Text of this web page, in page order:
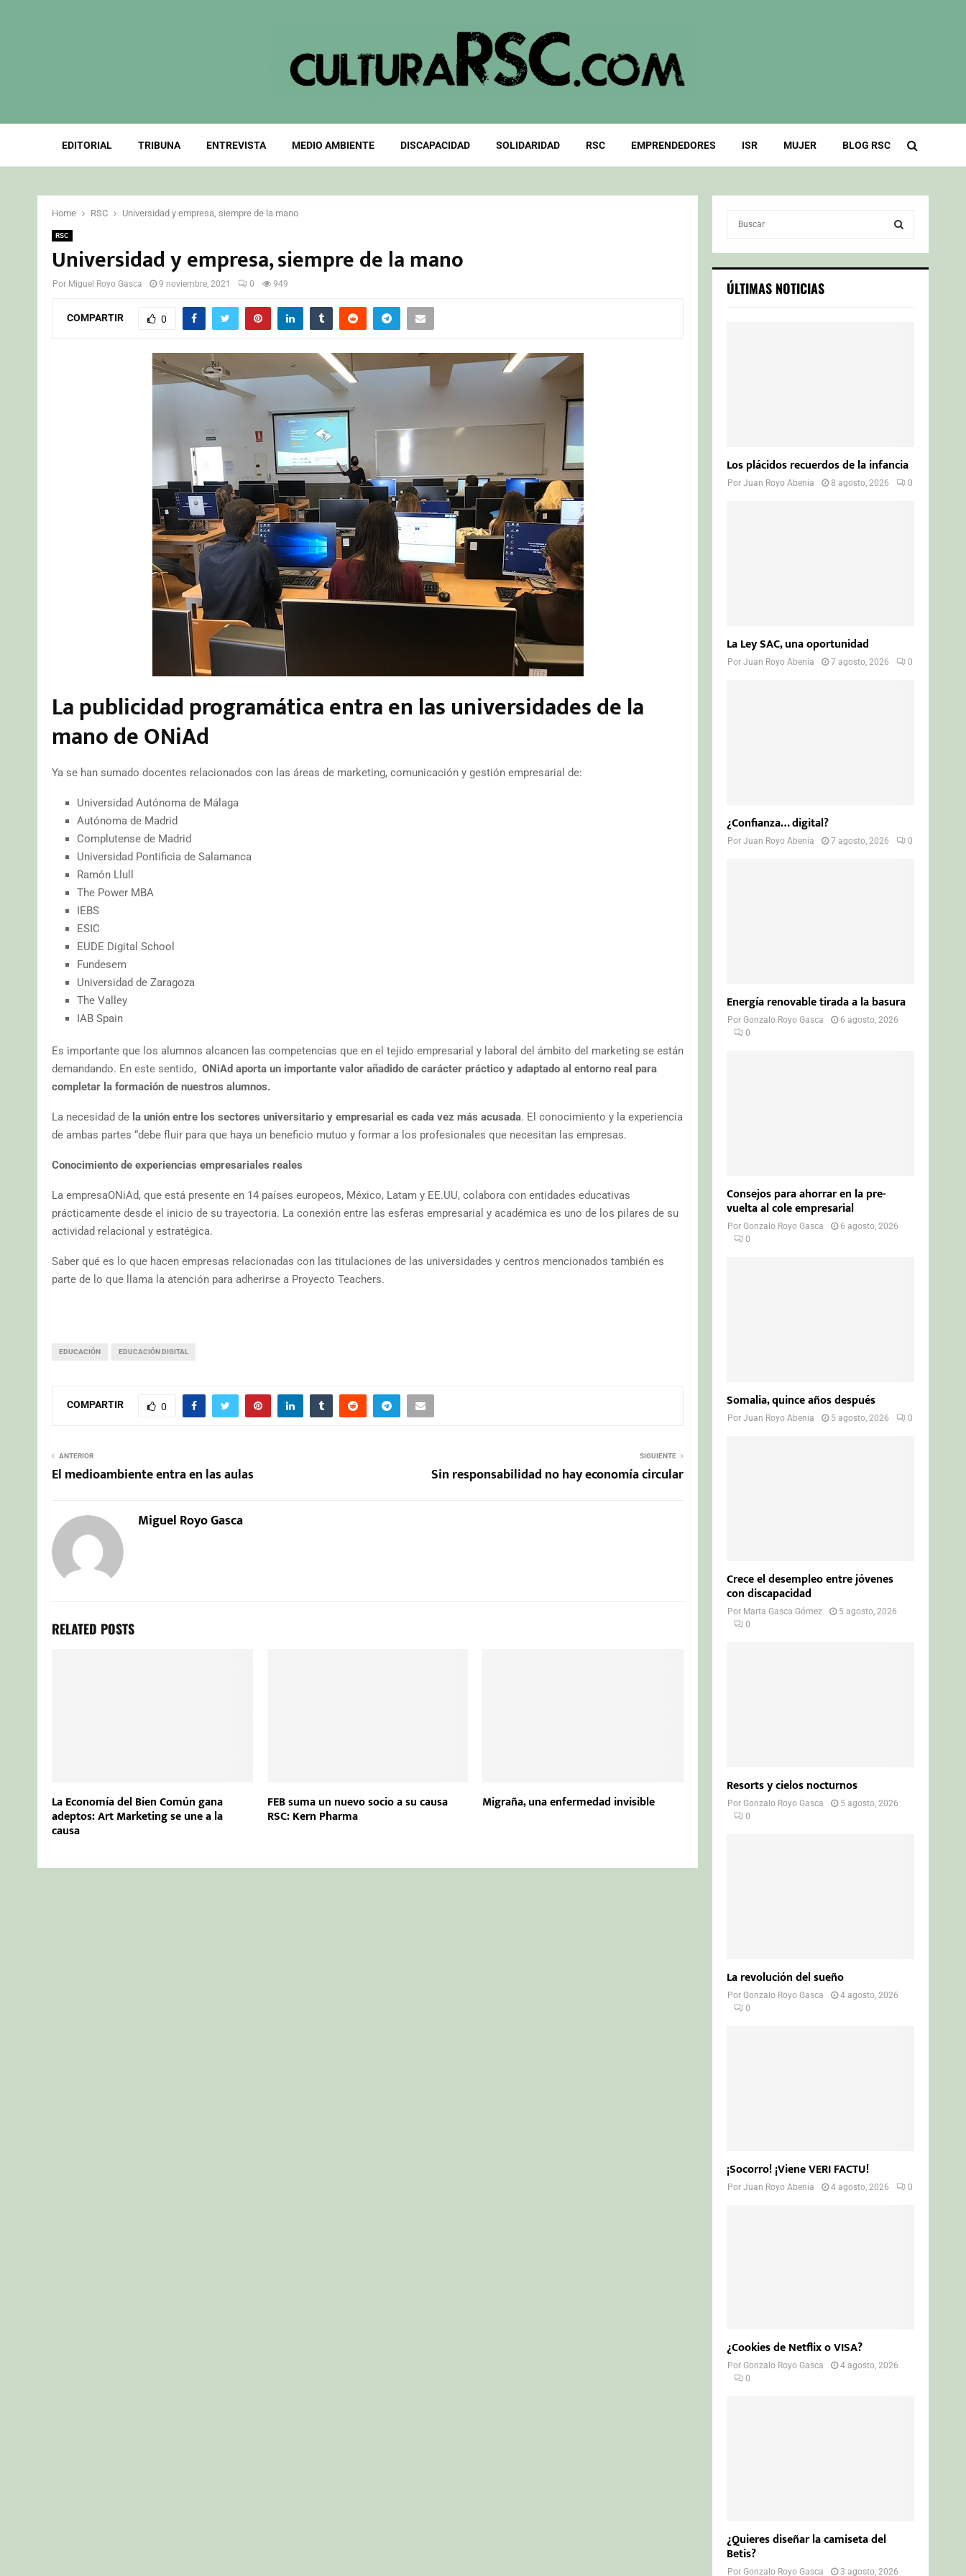
EDITORIAL TRIBUNA ENTREVISTA MEDIO AMBIENTE DISCAPACIDAD SOLIDARIDAD RSC EMPRENDEDORES ISR MUJER BLOG RSC
Home RSC Universidad y empresa, siempre de la mano
RSC
Universidad y empresa, siempre de la mano
Por Miguel Royo Gasca 9 noviembre, 2021 0 949
COMPARTIR 0
La publicidad programática entra en las universidades de la
mano de ONiAd
Ya se han sumado docentes relacionados con las áreas de marketing, comunicación y gestión empresarial de:
Universidad Autónoma de Málaga
Autónoma de Madrid
Complutense de Madrid
Universidad Pontificia de Salamanca
Ramón Llull
The Power MBA
IEBS
ESIC
EUDE Digital School
Fundesem
Universidad de Zaragoza
The Valley
IAB Spain
Es importante que los alumnos alcancen las competencias que en el tejido empresarial y laboral del ámbito del marketing se están
demandando. En este sentido, ONiAd aporta un importante valor añadido de carácter práctico y adaptado al entorno real para
completar la formación de nuestros alumnos.
La necesidad de la unión entre los sectores universitario y empresarial es cada vez más acusada. El conocimiento y la experiencia
de ambas partes “debe fluir para que haya un beneficio mutuo y formar a los profesionales que necesitan las empresas.
Conocimiento de experiencias empresariales reales
La empresaONiAd, que está presente en 14 países europeos, México, Latam y EE.UU, colabora con entidades educativas
prácticamente desde el inicio de su trayectoria. La conexión entre las esferas empresarial y académica es uno de los pilares de su
actividad relacional y estratégica.
Saber qué es lo que hacen empresas relacionadas con las titulaciones de las universidades y centros mencionados también es
parte de lo que llama la atención para adherirse a Proyecto Teachers.
EDUCACIÓN EDUCACIÓN DIGITAL
COMPARTIR 0
ANTERIOR
El medioambiente entra en las aulas
SIGUIENTE
Sin responsabilidad no hay economía circular
Miguel Royo Gasca
RELATED POSTS
La Economía del Bien Común gana
adeptos: Art Marketing se une a la
causa
FEB suma un nuevo socio a su causa
RSC: Kern Pharma
Migraña, una enfermedad invisible
c
h
S
ÚLTIMAS NOTICIAS
Los plácidos recuerdos de la infancia
PorJuan Royo Abenia 8 agosto, 2026 0
La Ley SAC, una oportunidad
PorJuan Royo Abenia 7 agosto, 2026 0
¿Confianza… digital?
PorJuan Royo Abenia 7 agosto, 2026 0
Energía renovable tirada a la basura
PorGonzalo Royo Gasca
6 agosto, 2026
0
Consejos para ahorrar en la pre-
vuelta al cole empresarial
PorGonzalo Royo Gasca
6 agosto, 2026
0
Somalia, quince años después
PorJuan Royo Abenia 5 agosto, 2026 0
Crece el desempleo entre jóvenes
con discapacidad
Por Marta Gasca Gómez
5 agosto, 2026
0
Resorts y cielos nocturnos
PorGonzalo Royo Gasca
5 agosto, 2026
0
La revolución del sueño
PorGonzalo Royo Gasca
4 agosto, 2026
0
¡Socorro! ¡Viene VERI FACTU!
PorJuan Royo Abenia 4 agosto, 2026 0
¿Cookies de Netflix o VISA?
PorGonzalo Royo Gasca
4 agosto, 2026
0
¿Quieres diseñar la camiseta del
Betis?
PorGonzalo Royo Gasca 3 agosto, 2026